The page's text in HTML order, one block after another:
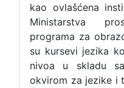
kao ovlašćena
Ministarstva
programa za
su kursevi jezika
nivoa u skladu
okvirom za jezike i